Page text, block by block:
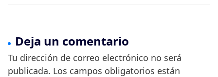
Deja un comentario
Tu dirección de correo electrónico no será
publicada. Los campos obligatorios están